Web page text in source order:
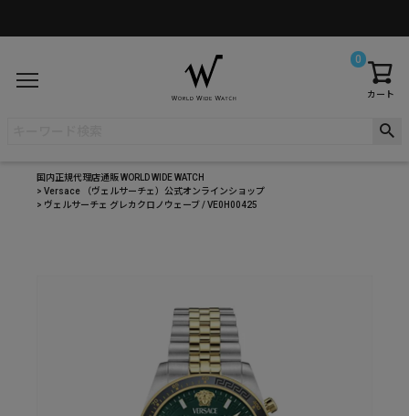
カート
0
国内正規代理店通販 WORLD WIDE WATCH
Versace （ヴェルサーチェ）公式オンラインショップ
ヴェルサーチェ グレカクロノウェーブ / VE0H00425